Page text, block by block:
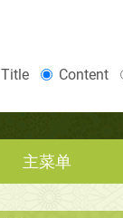
Title Content
主菜单